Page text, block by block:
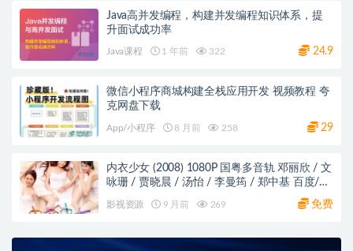
Java高并发编程，构建并发编程知识体系，提
升面试成功率
Java课程 1 年前 322 24.9
微信小程序商城构建全栈应用开发 视频教程 夸
克网盘下载
App/小程序 8 月前 258 29
内衣少女 (2008) 1080P 国粤多音轨 邓丽欣 / 文
咏珊 / 贾晓晨 / 汤怡 / 李曼筠 / 郑中基 百度/阿
影视资源 9 月前 269 免费